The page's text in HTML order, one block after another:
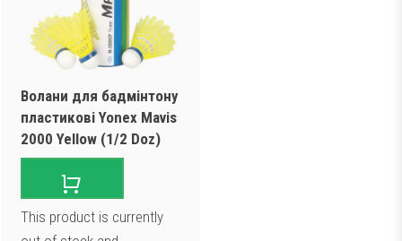
Волани для бадмінтону
пластикові Yonex Mavis
2000 Yellow (1/2 Doz)
This product is currently